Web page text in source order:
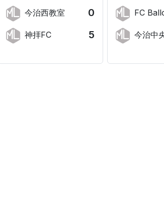
今治西教室 0
神拝FC 5
FC
今治中